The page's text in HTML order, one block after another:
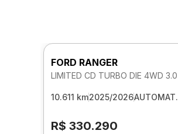
FORD RANGER
10.611 km2025/2026AUTOMAT.
R$ 330.290